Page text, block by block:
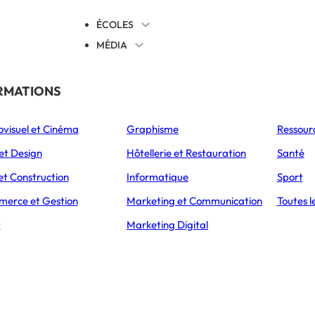
ÉCOLES
MÉDIA
Éducation
L’Express Éducation
Bachelors
Masters
et Cinéma
Design
Construction
et Gestion
Graphisme
Hôtellerie et Restauration
Informatique
Marketing et Communication
Marketing Digital
Santé
Sport
Toutes
ÉTABLISSEMENT PRÉSENTATION ADMISSIONS
(ENSAM) BACHELOR EN SCIENCES ET TECHNOLOGIES, FILIÈRES MATÉRIAUX ET ENERGIES
et